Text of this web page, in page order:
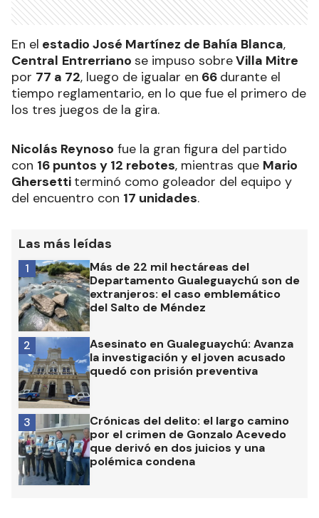
En el estadio José Martínez de Bahía Blanca,
Central Entrerriano se impuso sobreVilla Mitre
por 77 a 72, luego de igualar en 66 durante el
tiempo reglamentario, en lo que fue el primero de
los tres juegos de la gira.
Nicolás Reynoso fue la gran figura del partido
con 16 puntos y 12 rebotes, mientras que Mario
Ghersetti terminó como goleador del equipo y
del encuentro con 17 unidades.
Las más leídas
Más de 22 mil hectáreas del
Departamento Gualeguaychú son de
extranjeros: el caso emblemático
del Salto de Méndez
1
Asesinato en Gualeguaychú: Avanza
la investigación y el joven acusado
quedó con prisión preventiva
2
Crónicas del delito: el largo camino
por el crimen de Gonzalo Acevedo
que derivó en dos juicios y una
polémica condena
3